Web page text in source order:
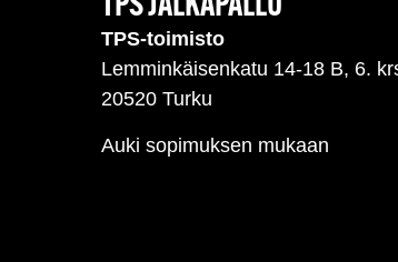
TPS JALKAPALLO
TPS-toimisto
Lemminkäisenkatu 14-18 B, 6.
20520 Turku
Auki sopimuksen mukaan